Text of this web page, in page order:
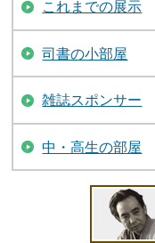
これまでの展示
司書の小部屋
雑誌スポンサー
中・高生の部屋